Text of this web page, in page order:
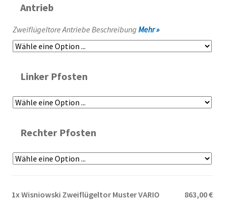
Antrieb
Zweiflügeltore Antriebe Beschreibung Mehr »
Linker Pfosten
Rechter Pfosten
1x Wisniowski Zweiflügeltor Muster VARIO
863,00 €